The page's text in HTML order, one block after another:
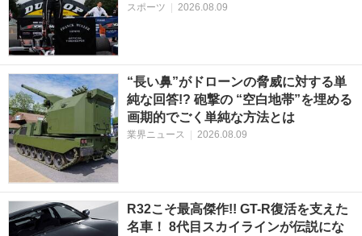
スポーツ 2026.08.09
“長い鼻”がドローンの脅威に対する単
純な回答!? 砲撃の “空白地帯”を埋める
画期的でごく単純な方法とは
業界ニュース 2026.08.09
R32こそ最高傑作!! GT-R復活を支えた
名車！ 8代目スカイラインが伝説にな